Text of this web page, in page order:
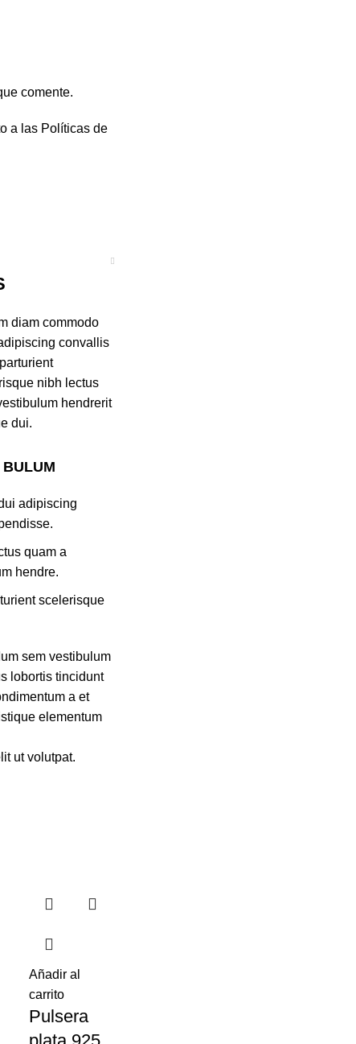
comente.
a las Políticas de
diam commodo
convallis
nibh lectus
hendrerit
dui.
adipiscing
quam a
hendre.
scelerisque
sem vestibulum
lobortis tincidunt
a et
elementum
ut volutpat.
Añadir al
carrito
Pulsera